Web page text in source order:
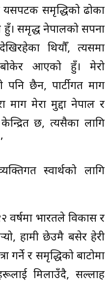
समृद्धिको ढोका
समृद्ध नेपालको सपना
थियौँ, त्यसमा
बोकेर आएको हुँ। मेरो
पनि छैन, पार्टीगत माग
माग मेरा मुद्दा नेपाल र
केन्द्रित छ, त्यसैका लागि
स्वार्थको लागि
वर्षमा भारतले विकास र
हामी छेउमै बसेर हेरी
गर्ने र समृद्धिको बाटोमा
मिलाउँदै, सल्लाह